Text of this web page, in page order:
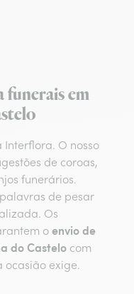
funerais em
Interflora. O nosso
de coroas,
funerários.
de pesar
Os
o envio de
do Castelo com
ocasião exige.